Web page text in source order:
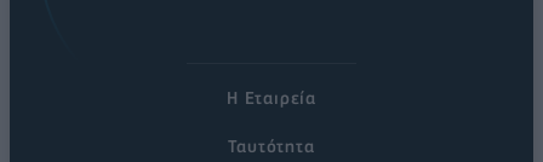
Η Εταιρεία
Ταυτότητα